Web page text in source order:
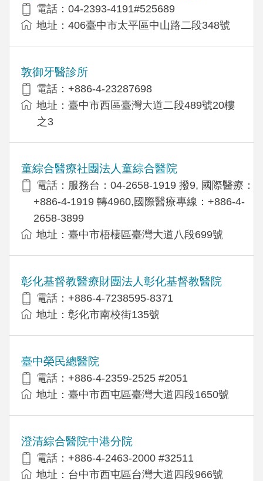
電話：04-2393-4191#525689
地址：406臺中市太平區中山路二段348號
敦御牙醫診所
電話：+886-4-23287698
地址：臺中市西區臺灣大道二段489號20樓
之3
童綜合醫療社團法人童綜合醫院
電話：服務台：04-2658-1919 撥9, 國際醫療：
+886-4-1919 轉4960,國際醫療專線：+886-4-
2658-3899
地址：臺中市梧棲區臺灣大道八段699號
彰化基督教醫療財團法人彰化基督教醫院
電話：+886-4-7238595-8371
地址：彰化市南校街135號
臺中榮民總醫院
電話：+886-4-2359-2525 #2051
地址：臺中市西屯區臺灣大道四段1650號
澄清綜合醫院中港分院
電話：+886-4-2463-2000 #32511
地址：台中市西屯區台灣大道四段966號